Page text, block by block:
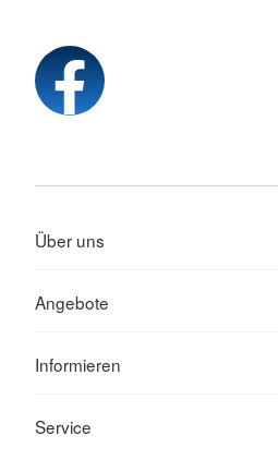
Über uns
Angebote
Informieren
Service